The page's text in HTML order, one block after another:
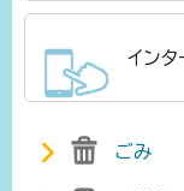
イン
ごみ